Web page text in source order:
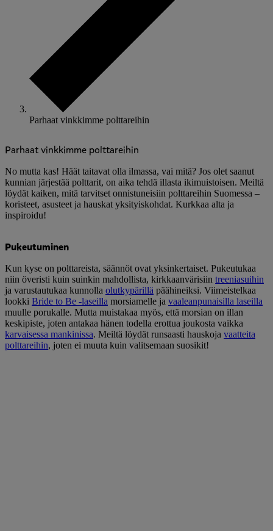
Parhaat vinkkimme polttareihin
Parhaat vinkkimme polttareihin
No mutta kas! Häät taitavat olla ilmassa, vai mitä? Jos olet saanut
kunnian järjestää polttarit, on aika tehdä illasta ikimuistoisen. Meiltä
löydät kaiken, mitä tarvitset onnistuneisiin polttareihin Suomessa –
koristeet, asusteet ja hauskat yksityiskohdat. Kurkkaa alta ja
inspiroidu!
Pukeutuminen
Kun kyse on polttareista, säännöt ovat yksinkertaiset. Pukeutukaa
niin överisti kuin suinkin mahdollista, kirkkaanvärisiin treeniasuihin
ja varustautukaa kunnolla olutkypärillä päähineiksi. Viimeistelkaa
lookki Bride to Be -laseilla morsiamelle ja vaaleanpunaisilla laseilla
muulle porukalle. Mutta muistakaa myös, että morsian on illan
keskipiste, joten antakaa hänen todella erottua joukosta vaikka
karvaisessa mankinissa. Meiltä löydät runsaasti hauskoja vaatteita
polttareihin, joten ei muuta kuin valitsemaan suosikit!